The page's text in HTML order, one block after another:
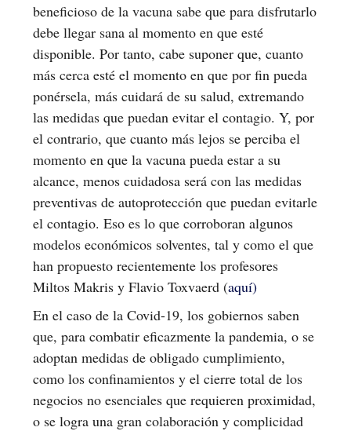
beneficioso de la vacuna sabe que para disfrutarlo
debe llegar sana al momento en que esté
disponible. Por tanto, cabe suponer que, cuanto
más cerca esté el momento en que por fin pueda
ponérsela, más cuidará de su salud, extremando
las medidas que puedan evitar el contagio. Y, por
el contrario, que cuanto más lejos se perciba el
momento en que la vacuna pueda estar a su
alcance, menos cuidadosa será con las medidas
preventivas de autoprotección que puedan evitarle
el contagio. Eso es lo que corroboran algunos
modelos económicos solventes, tal y como el que
han propuesto recientemente los profesores
Miltos Makris y Flavio Toxvaerd (aquí)
En el caso de la Covid-19, los gobiernos saben
que, para combatir eficazmente la pandemia, o se
adoptan medidas de obligado cumplimiento,
como los confinamientos y el cierre total de los
negocios no esenciales que requieren proximidad,
o se logra una gran colaboración y complicidad